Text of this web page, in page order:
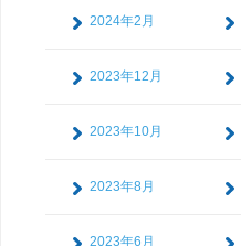
2024年2月
2023年12月
2023年10月
2023年8月
2023年6月